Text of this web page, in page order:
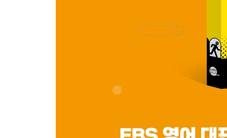
44. I don’t know if ~ ~인지 잘 모르겠다
48. I’m willing to ~ ~할 의사가 있다